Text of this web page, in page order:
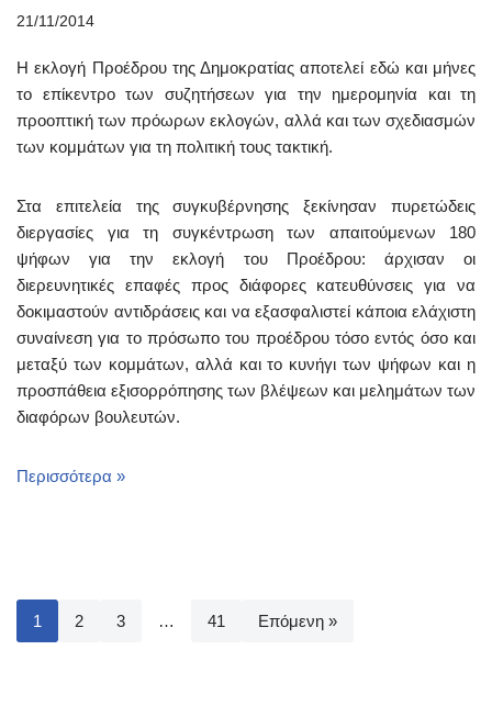
21/11/2014
Η εκλογή Προέδρου της Δημοκρατίας αποτελεί εδώ και μήνες
το επίκεντρο των συζητήσεων για την ημερομηνία και τη
προοπτική των πρόωρων εκλογών, αλλά και των σχεδιασμών
των κομμάτων για τη πολιτική τους τακτική.
Στα επιτελεία της συγκυβέρνησης ξεκίνησαν πυρετώδεις
διεργασίες για τη συγκέντρωση των απαιτούμενων 180
ψήφων για την εκλογή του Προέδρου: άρχισαν οι
διερευνητικές επαφές προς διάφορες κατευθύνσεις για να
δοκιμαστούν αντιδράσεις και να εξασφαλιστεί κάποια ελάχιστη
συναίνεση για το πρόσωπο του προέδρου τόσο εντός όσο και
μεταξύ των κομμάτων, αλλά και το κυνήγι των ψήφων και η
προσπάθεια εξισορρόπησης των βλέψεων και μελημάτων των
διαφόρων βουλευτών.
Περισσότερα »
1 2 3 … 41 Επόμενη »